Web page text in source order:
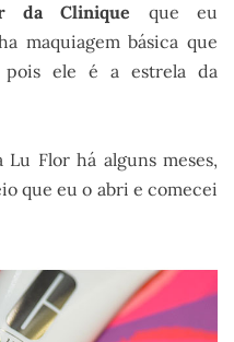
da Clinique que eu
maquiagem básica que
pois ele é a estrela da
Flor há alguns meses,
que eu o abri e comecei